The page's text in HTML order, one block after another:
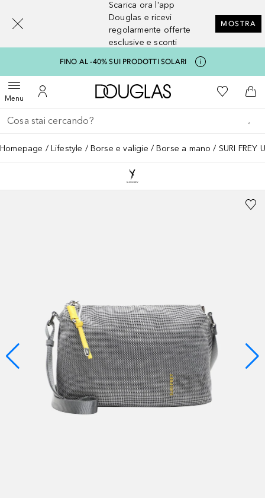
Scarica ora l'app
Douglas e ricevi
regolarmente offerte
esclusive e sconti
MOSTRA
FINO AL -40% SUI PRODOTTI SOLARI
MenuApri menuAl Mio Account
A Douglas HomeAlla Mia
Al
Torna indietro
Esegui ricerca
Homepage Lifestyle Borse e valigie Borse a mano SURI FREY
[navigation.slideout.screenreader]